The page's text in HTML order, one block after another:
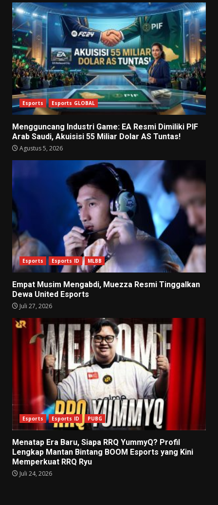
Esports Esports GLOBAL
Mengguncang Industri Game: EA Resmi Dimiliki PIF
Arab Saudi, Akuisisi 55 Miliar Dolar AS Tuntas!
Agustus 5, 2026
Esports Esports ID MLBB
Empat Musim Mengabdi, Muezza Resmi Tinggalkan
Dewa United Esports
Juli 27, 2026
Esports Esports ID PUBG
Menatap Era Baru, Siapa RRQ YummyQ? Profil
Lengkap Mantan Bintang BOOM Esports yang Kini
Memperkuat RRQ Ryu
Juli 24, 2026